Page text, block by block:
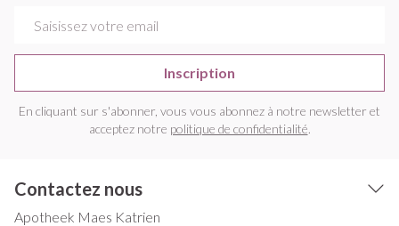
Inscription
En cliquant sur s'abonner, vous vous abonnez à notre newsletter et
acceptez notre politique de confidentialité.
Contactez nous
Apotheek Maes Katrien